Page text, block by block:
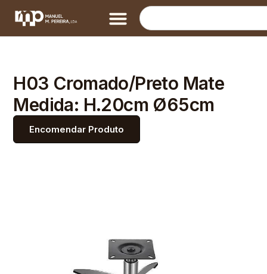
H03 Cromado/Preto Mate
Medida: H.20cm Ø65cm
Encomendar Produto